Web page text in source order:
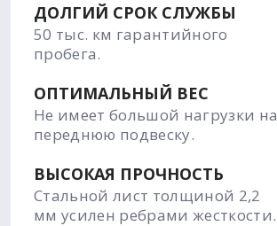
ДОЛГИЙ СРОК СЛУЖБЫ
50 тыс. км гарантийного
пробега.
ОПТИМАЛЬНЫЙ ВЕС
Не имеет большой нагрузки на
переднюю подвеску.
ВЫСОКАЯ ПРОЧНОСТЬ
Стальной лист толщиной 2,2
мм усилен ребрами жесткости.